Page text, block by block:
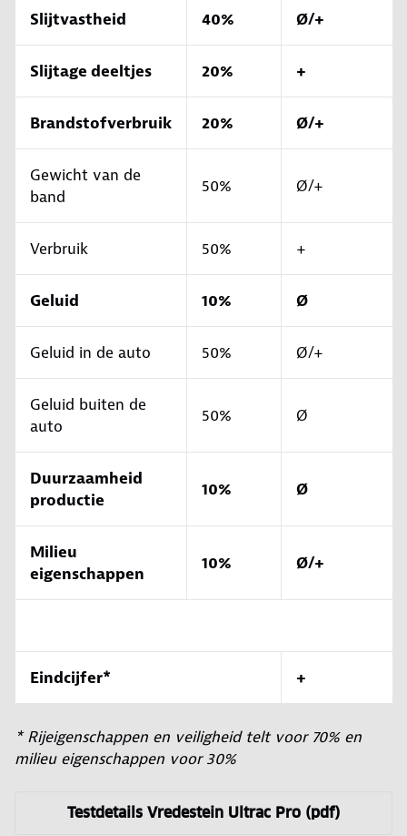
Slijtvastheid 40% Ø/+
Slijtage deeltjes 20% +
Brandstofverbruik 20% Ø/+
Gewicht van de
band
50% Ø/+
Verbruik 50% +
Geluid 10% Ø
Geluid in de auto 50% Ø/+
Geluid buiten de
auto
50% Ø
Duurzaamheid
productie
10% Ø
Milieu
eigenschappen
10% Ø/+
Eindcijfer* +
* Rijeigenschappen en veiligheid telt voor 70% en
milieu eigenschappen voor 30%
Testdetails Vredestein Ultrac Pro (pdf)